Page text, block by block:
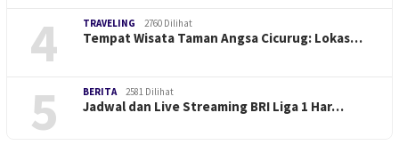
4 TRAVELING 2760 Dilihat
Tempat Wisata Taman Angsa Cicurug: Lokas…
5 BERITA 2581 Dilihat
Jadwal dan Live Streaming BRI Liga 1 Har…